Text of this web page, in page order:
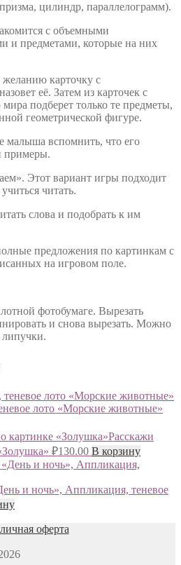
цилиндр, параллелограмм).
с объемными
и предметами, которые на них
желанию карточку с
её. Затем из карточек с
подберет только те предметы,
геометрической фигуре.
малыша вспомнить, что его
примеры.
Этот вариант игры подходит
читать.
слова и подобрать к им
предложения по картинкам с
на игровом поле.
фотобумаге. Вырезать
и снова вырезать. Можно
липучки.
лото «Морские животные»
Расскажи
₽130.00 В корзину
и ночь», Аппликация, теневое
оферта